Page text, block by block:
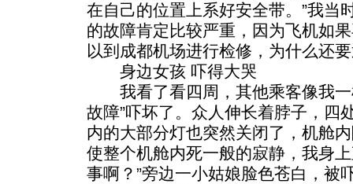
在自己的位置上系好安全带。”我当
的故障肯定比较严重，因为飞机如
以到成都机场进行检修，为什么还
身边女孩 吓得大哭
我看了看四周，其他乘客像我一
故障”吓坏了。众人伸长着脖子，四
内的大部分灯也突然关闭了，机舱
使整个机舱内死一般的寂静，我身
事啊？”旁边一小姑娘脸色苍白，被